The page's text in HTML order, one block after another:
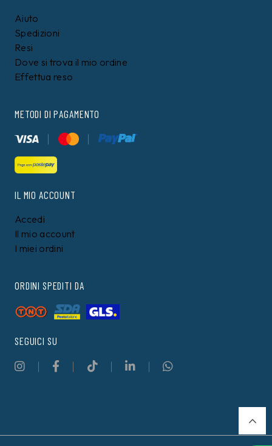
Aiuto
Spedizioni
Resi
Dove si trova il mio ordine
Effettua reso
METODI DI PAGAMENTO
IL MIO ACCOUNT
Accedi
Il mio account
I miei ordini
ORDINI SPEDITI DA
SEGUICI SU